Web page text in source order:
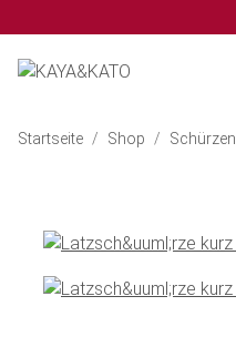
Startseite Shop Schürzen